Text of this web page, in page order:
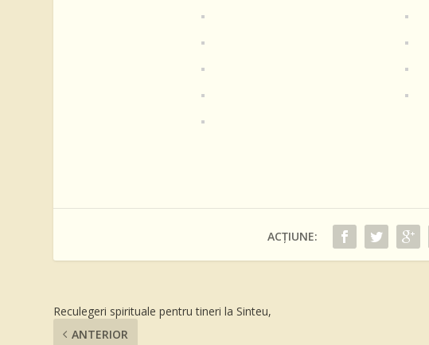
ACȚIUNE:
Reculegeri spirituale pentru tineri la Sinteu,
ANTERIOR